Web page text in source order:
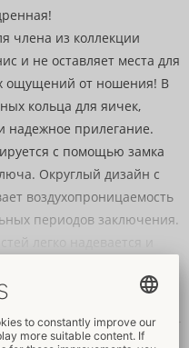
члена из коллекции
и не оставляет места для
ощущений от ношения! В
кольца для яичек,
надежное прилегание.
с помощью замка
Округлый дизайн с
воздухопроницаемость
периодов заключения.
легко надевается и
3 кольца для яичек,